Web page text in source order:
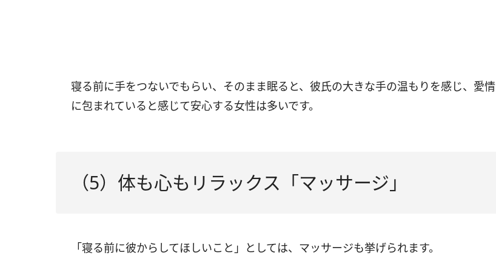
寝る前に手をつないでもらい、そのまま眠ると、彼氏の大きな手の温もりを感じ、愛情
に包まれていると感じて安心する女性は多いです。
（5）体も心もリラックス「マッサージ」
「寝る前に彼からしてほしいこと」としては、マッサージも挙げられます。